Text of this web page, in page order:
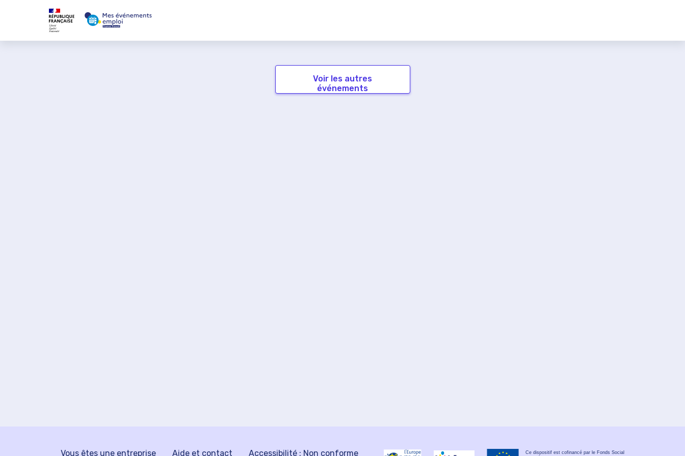
Voir les autres
événements
Vous êtes une entreprise Aide et contact Accessibilité : Non conforme
Ce dispositif est cofinancé par le Fonds Social